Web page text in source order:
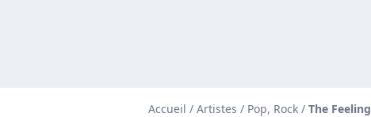
Accueil / Artistes / Pop, Rock / The Feeling